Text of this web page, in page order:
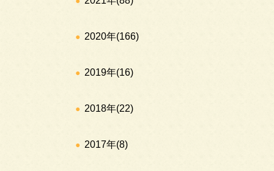
2020年(166)
2019年(16)
2018年(22)
2017年(8)